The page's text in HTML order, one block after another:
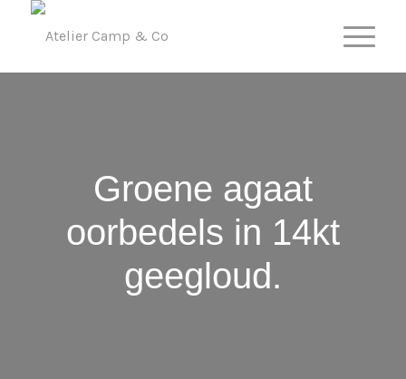
Groene agaat
oorbedels in 14kt
geegloud.